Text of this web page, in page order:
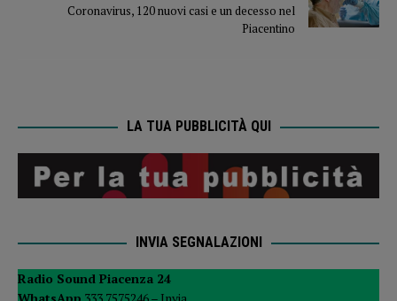
Coronavirus, 120 nuovi casi e un decesso nel
Piacentino
LA TUA PUBBLICITÀ QUI
INVIA SEGNALAZIONI
Radio Sound Piacenza 24
WhatsApp 333 7575246 – Invia